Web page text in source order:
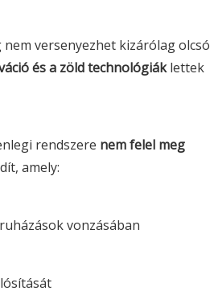
versenyezhet kizárólag olcsó
és a zöld technológiáklettek
rendszere nem felel meg
amely:
vonzásában